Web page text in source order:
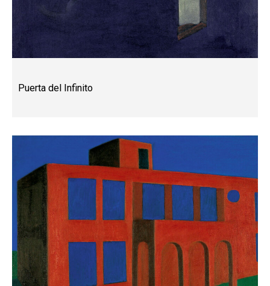
Puerta del Infinito